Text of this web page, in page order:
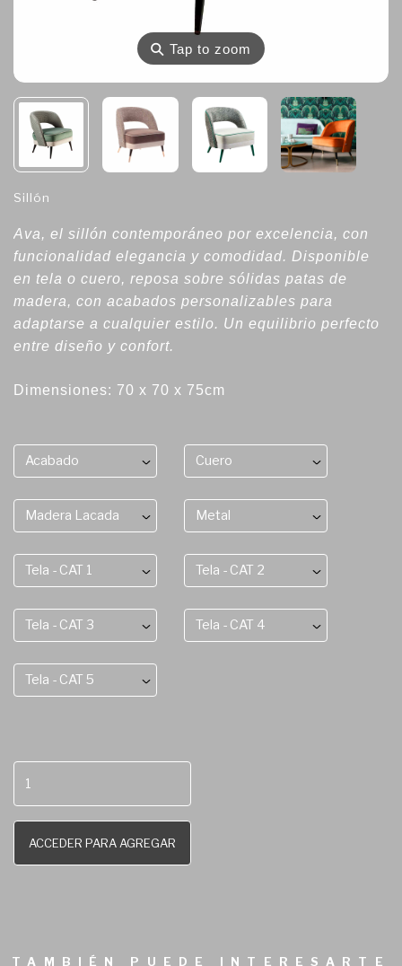
⚲Tap to zoom
Sillón
Ava, el sillón contemporáneo por excelencia, con
funcionalidad elegancia y comodidad. Disponible
en tela o cuero, reposa sobre sólidas patas de
madera, con acabados personalizables para
adaptarse a cualquier estilo. Un equilibrio perfecto
entre diseño y confort.
Dimensiones: 70 x 70 x 75cm
Acabado Cuero
Madera Lacada Metal
Tela - CAT 1 Tela - CAT 2
Tela - CAT 3 Tela - CAT 4
Tela - CAT 5
ACCEDER PARA AGREGAR
TAMBIÉN PUEDE INTERESARTE